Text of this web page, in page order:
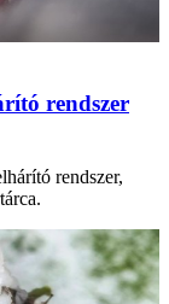
rendszer
rendszer,